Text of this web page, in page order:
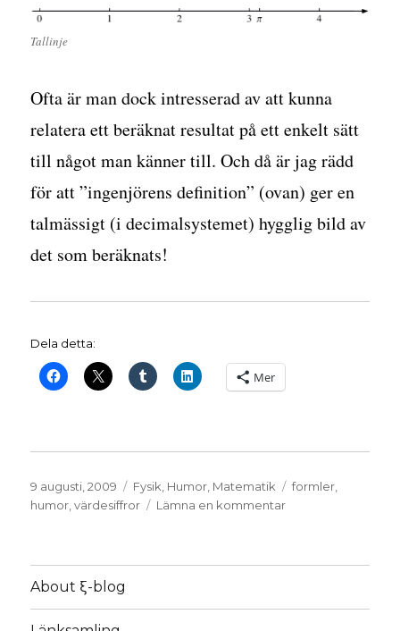
Tallinje
Ofta är man dock intresserad av att kunna
relatera ett beräknat resultat på ett enkelt sätt
till något man känner till. Och då är jag rädd
för att ”ingenjörens definition” (ovan) ger en
talmässigt (i decimalsystemet) hygglig bild av
det som beräknats!
Dela detta:
Mer
Publicerat
den
9 augusti, 2009 Kategorier
Fysik Humor Matematik Etiketter
formler
humor ,värdesiffror Lämna en kommentartill
About ξ-blog